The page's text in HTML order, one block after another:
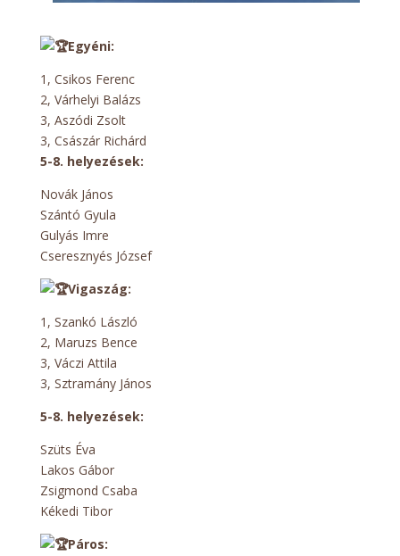
Egyéni:
1, Csikos Ferenc
2, Várhelyi Balázs
3, Aszódi Zsolt
3, Császár Richárd
5-8. helyezések:
Novák János
Szántó Gyula
Gulyás Imre
Cseresznyés József
Vigaszág:
1, Szankó László
2, Maruzs Bence
3, Váczi Attila
3, Sztramány János
5-8. helyezések:
Szüts Éva
Lakos Gábor
Zsigmond Csaba
Kékedi Tibor
Páros: